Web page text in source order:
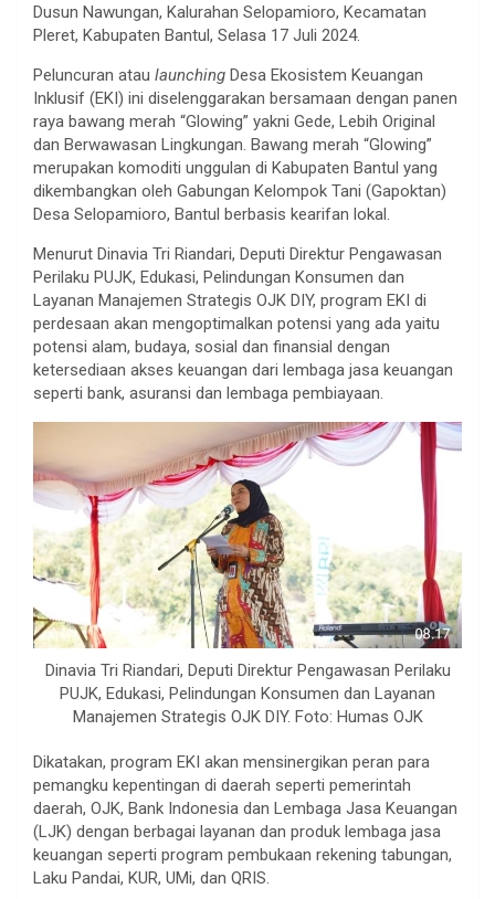
Dusun Nawungan, Kalurahan Selopamioro, Kecamatan
Pleret, Kabupaten Bantul, Selasa 17 Juli 2024.
Peluncuran atau launching Desa Ekosistem Keuangan
Inklusif (EKI) ini diselenggarakan bersamaan dengan panen
raya bawang merah “Glowing” yakni Gede, Lebih Original
dan Berwawasan Lingkungan. Bawang merah “Glowing”
merupakan komoditi unggulan di Kabupaten Bantul yang
dikembangkan oleh Gabungan Kelompok Tani (Gapoktan)
Desa Selopamioro, Bantul berbasis kearifan lokal.
Menurut Dinavia Tri Riandari, Deputi Direktur Pengawasan
Perilaku PUJK, Edukasi, Pelindungan Konsumen dan
Layanan Manajemen Strategis OJK DIY, program EKI di
perdesaan akan mengoptimalkan potensi yang ada yaitu
potensi alam, budaya, sosial dan finansial dengan
ketersediaan akses keuangan dari lembaga jasa keuangan
seperti bank, asuransi dan lembaga pembiayaan.
Dinavia Tri Riandari, Deputi Direktur Pengawasan Perilaku
PUJK, Edukasi, Pelindungan Konsumen dan Layanan
Manajemen Strategis OJK DIY. Foto: Humas OJK
Dikatakan, program EKI akan mensinergikan peran para
pemangku kepentingan di daerah seperti pemerintah
daerah, OJK, Bank Indonesia dan Lembaga Jasa Keuangan
(LJK) dengan berbagai layanan dan produk lembaga jasa
keuangan seperti program pembukaan rekening tabungan,
Laku Pandai, KUR, UMi, dan QRIS.